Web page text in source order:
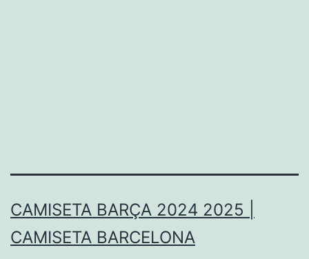
CAMISETA BARÇA 2024 2025 |
CAMISETA BARCELONA